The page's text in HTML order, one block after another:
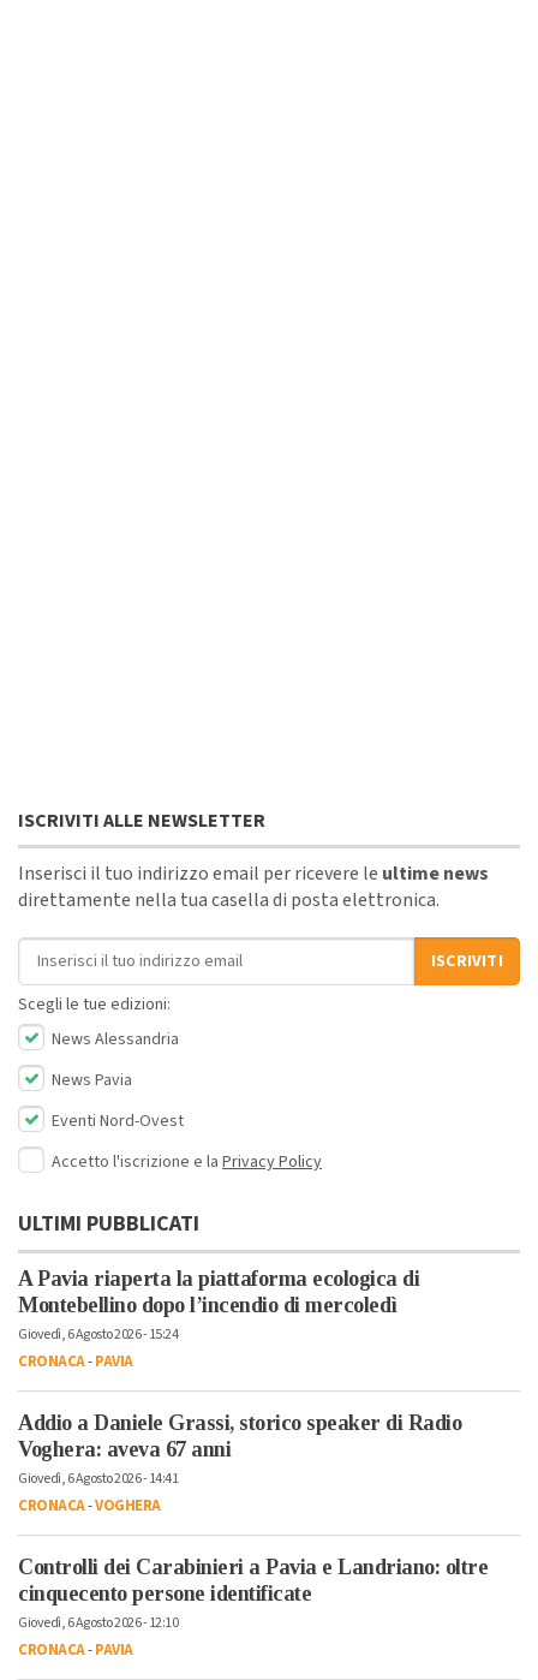
ISCRIVITI ALLE NEWSLETTER
Inserisci il tuo indirizzo email per ricevere le ultime news
direttamente nella tua casella di posta elettronica.
Indirizzo email
ISCRIVITI
Scegli le tue edizioni:
News Alessandria
News Pavia
Eventi Nord-Ovest
Accetto l'iscrizione e la Privacy Policy
ULTIMI PUBBLICATI
A Pavia riaperta la piattaforma ecologica di
Montebellino dopo l’incendio di mercoledì
Giovedì, 6 Agosto 2026 - 15:24
CRONACA-PAVIA
Addio a Daniele Grassi, storico speaker di Radio
Voghera: aveva 67 anni
Giovedì, 6 Agosto 2026 - 14:41
CRONACA-VOGHERA
Controlli dei Carabinieri a Pavia e Landriano: oltre
cinquecento persone identificate
Giovedì, 6 Agosto 2026 - 12:10
CRONACA-PAVIA